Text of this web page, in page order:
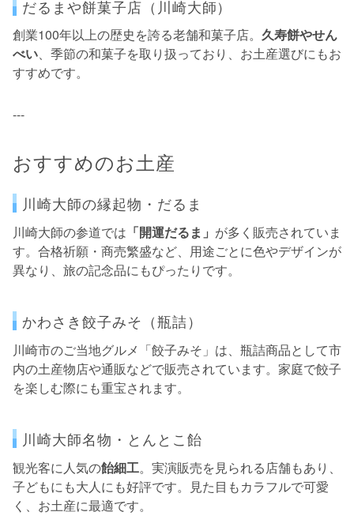
だるまや餅菓子店（川崎大師）
創業100年以上の歴史を誇る老舗和菓子店。 久寿餅やせん
べい、季節の和菓子を取り扱っており、お土産選びにもお
すすめです。
---
おすすめのお土産
川崎大師の縁起物・だるま
川崎大師の参道では 「開運だるま」 が多く販売されていま
す。合格祈願・商売繁盛など、用途ごとに色やデザインが
異なり、旅の記念品にもぴったりです。
かわさき餃子みそ（瓶詰）
川崎市のご当地グルメ「餃子みそ」は、瓶詰商品として市
内の土産物店や通販などで販売されています。家庭で餃子
を楽しむ際にも重宝されます。
川崎大師名物・とんとこ飴
観光客に人気の飴細工。実演販売を見られる店舗もあり、
子どもにも大人にも好評です。見た目もカラフルで可愛
く、お土産に最適です。